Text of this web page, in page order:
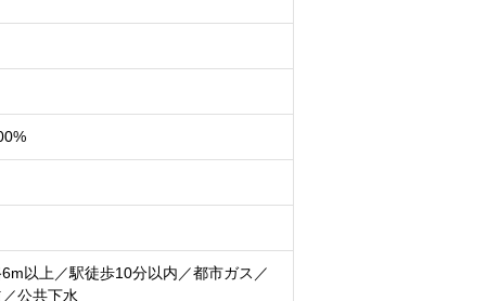
以上／駅徒歩10分以内／都市ガス／
公共下水